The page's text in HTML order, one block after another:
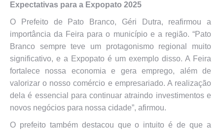
Expectativas para a Expopato 2025
O Prefeito de Pato Branco, Géri Dutra, reafirmou a
importância da Feira para o município e a região. “Pato
Branco sempre teve um protagonismo regional muito
significativo, e a Expopato é um exemplo disso. A Feira
fortalece nossa economia e gera emprego, além de
valorizar o nosso comércio e empresariado. A realização
dela é essencial para continuar atraindo investimentos e
novos negócios para nossa cidade”, afirmou.
O prefeito também destacou que o intuito é de que a